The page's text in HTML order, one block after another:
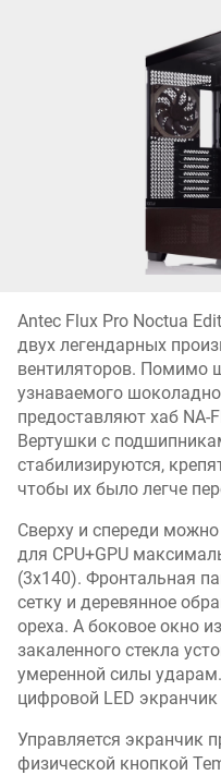
Antec Flux Pro Noctua
двух легендарных
вентиляторов. Помимо
узнаваемого
предоставляют хаб NA-
Вертушки с
стабилизируются,
чтобы их было легче
Сверху и спереди
для CPU+GPU
(3x140). Фронтальная
сетку и деревянное
ореха. А боковое окно
закаленного стекла
умеренной силы
цифровой LED
Управляется экранчик
физической кнопкой